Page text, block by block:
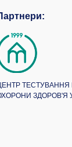
ТЕСТУВАННЯ
ЗДОРОВ'Я